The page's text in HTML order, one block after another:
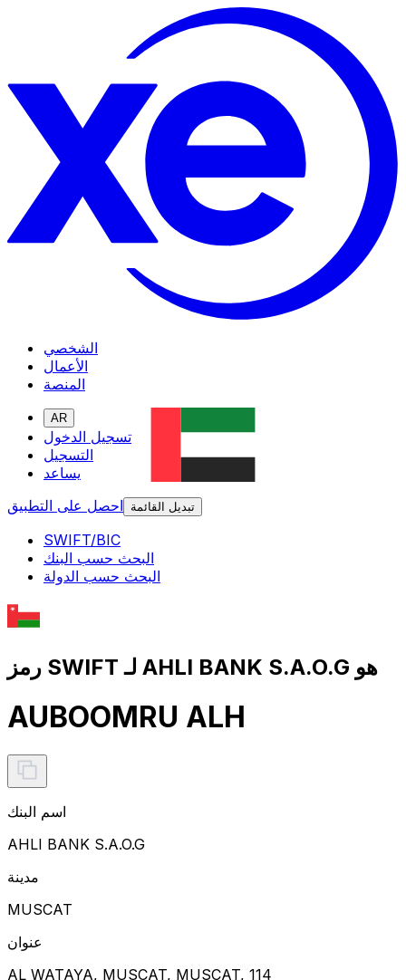
الشخصي
الأعمال
المنصة
AR
تسجيل الدخول
التسجيل
يساعد
احصل على التطبيق
تبديل القائمة
SWIFT/BIC
البحث حسب البنك
البحث حسب الدولة
رمز SWIFT لـ AHLI BANK S.A.O.G هو
AUBOOMRU ALH
اسم البنك
AHLI BANK S.A.O.G
مدينة
MUSCAT
عنوان
AL WATAYA, MUSCAT, MUSCAT, 114